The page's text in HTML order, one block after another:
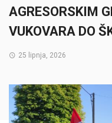
AGRESORSKIM
VUKOVARA DO
25 lipnja, 2026